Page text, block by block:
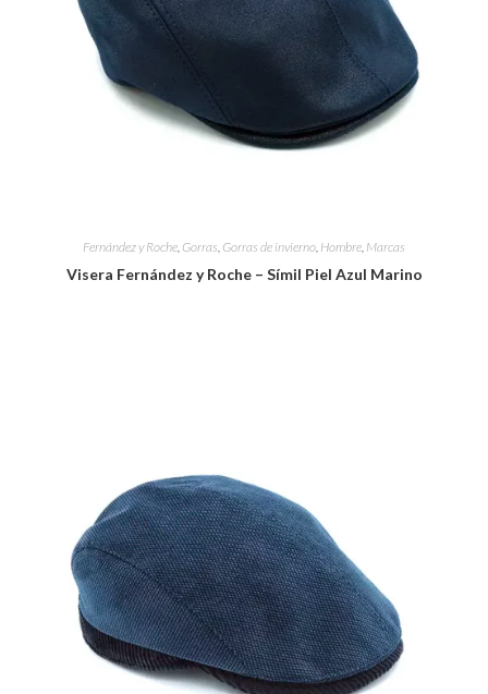
Fernández y Roche, Gorras, Gorras de invierno, Hombre, Marcas
Visera Fernández y Roche – Símil Piel Azul Marino